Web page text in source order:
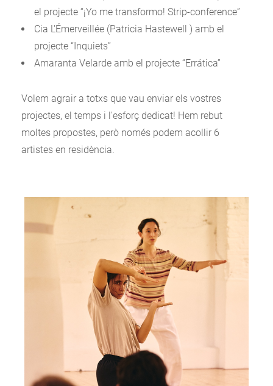
el projecte “¡Yo me transformo! Strip-conference”
Cia L'Émerveillée (Patricia Hastewell ) amb el
projecte “Inquiets”
Amaranta Velarde amb el projecte “Errática”
Volem agrair a totxs que vau enviar els vostres
projectes, el temps i l'esforç dedicat! Hem rebut
moltes propostes, però només podem acollir 6
artistes en residència.